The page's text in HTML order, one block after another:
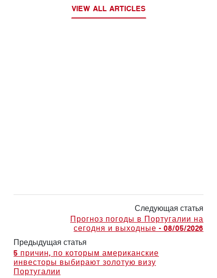
VIEW ALL ARTICLES
Следующая статья
Прогноз погоды в Португалии на
сегодня и выходные - 08/05/2026
Предыдущая статья
5 причин, по которым американские
инвесторы выбирают золотую визу
Португалии